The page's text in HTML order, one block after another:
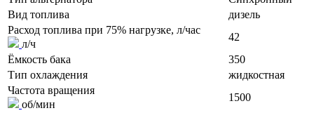
Вид топлива
дизель
Расход топлива при 75% нагрузке, л/час
л/ч
42
Ёмкость бака
350
Тип охлаждения
жидкостная
Частота вращения
об/мин
1500